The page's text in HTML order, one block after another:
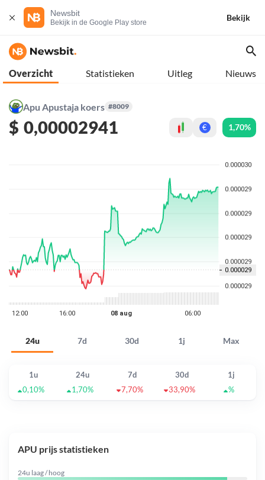
Newsbit
Bekijk in de Google Play store
Bekijk
Overzicht Statistieken Uitleg Nieuws
Apu Apustaja koers #8009
$ 0,00002941 € 1,70%
24u 7d 30d 1j Max
1u 24u 7d 30d
1j
0,10%
1,70% 7,70% 33,90% %
APU prijs statistieken
24u laag / hoog